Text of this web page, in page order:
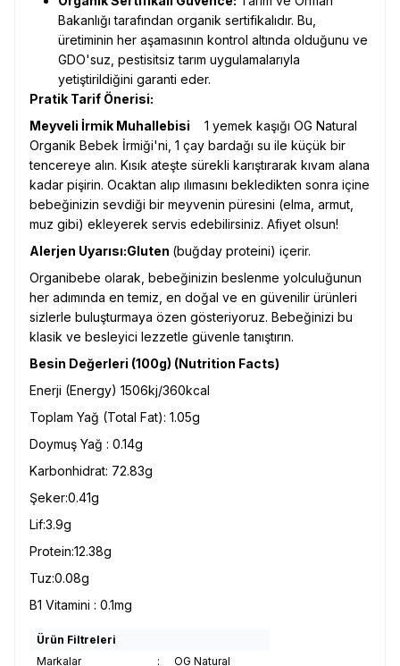
Bakanlığı tarafından organik sertifikalıdır. Bu,
üretiminin her aşamasının kontrol altında olduğunu ve
GDO'suz, pestisitsiz tarım uygulamalarıyla
yetiştirildiğini garanti eder.
Pratik Tarif Önerisi:
Meyveli İrmik Muhallebisi 1 yemek kaşığı OG Natural
Organik Bebek İrmiği'ni, 1 çay bardağı su ile küçük bir
tencereye alın. Kısık ateşte sürekli karıştırarak kıvam alana
kadar pişirin. Ocaktan alıp ılımasını bekledikten sonra içine
bebeğinizin sevdiği bir meyvenin püresini (elma, armut,
muz gibi) ekleyerek servis edebilirsiniz. Afiyet olsun!
Alerjen Uyarısı:Gluten (buğday proteini) içerir.
Organibebe olarak, bebeğinizin beslenme yolculuğunun
her adımında en temiz, en doğal ve en güvenilir ürünleri
sizlerle buluşturmaya özen gösteriyoruz. Bebeğinizi bu
klasik ve besleyici lezzetle güvenle tanıştırın.
Besin Değerleri (100g) (Nutrition Facts)
Enerji (Energy) 1506kj/360kcal
Toplam Yağ (Total Fat): 1.05g
Doymuş Yağ : 0.14g
Karbonhidrat: 72.83g
Şeker:0.41g
Lif:3.9g
Protein:12.38g
Tuz:0.08g
B1 Vitamini : 0.1mg
Ürün Filtreleri
Markalar
:
OG Natural